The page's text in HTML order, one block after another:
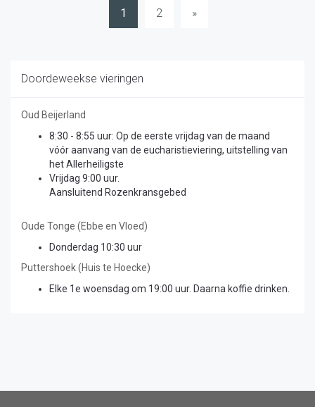
1 2 »
Doordeweekse vieringen
Oud Beijerland
8:30 - 8:55 uur: Op de eerste vrijdag van de maand
vóór aanvang van de eucharistieviering, uitstelling van
het Allerheiligste
Vrijdag 9:00 uur.
Aansluitend Rozenkransgebed
Oude Tonge (Ebbe en Vloed)
Donderdag 10:30 uur
Puttershoek (Huis te Hoecke)
Elke 1e woensdag om 19:00 uur. Daarna koffie drinken.